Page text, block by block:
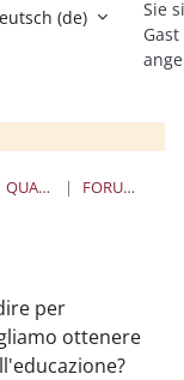
‎(de)‎
Sie
Gast
QUANDO E DOVE FORUM DISCUSSIONI
per
ottenere